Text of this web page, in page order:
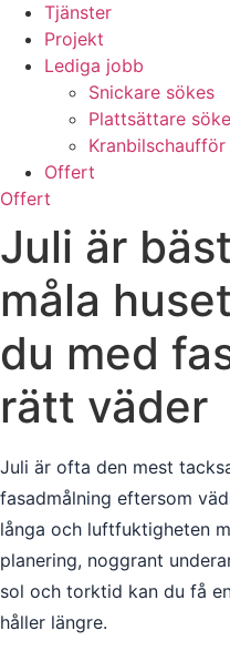
Tjänster
Projekt
Lediga jobb
Snickare sökes
Plattsättare
Offert
Offert
Juli är
måla
du med
rätt väder
Juli är ofta den mest
fasadmålning eftersom
långa och luftfuktigheten
planering, noggrant
sol och torktid kan du få
håller längre.